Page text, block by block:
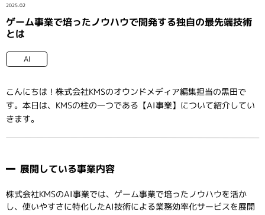
2025.02
ゲーム事業で培ったノウハウで開発する独自の最先端技術
とは
AI
こんにちは！株式会社KMSのオウンドメディア編集担当の黒田で
す。本日は、KMSの柱の一つである【AI事業】について紹介してい
きます。
展開している事業内容
株式会社KMSのAI事業では、ゲーム事業で培ったノウハウを活か
し、使いやすさに特化したAI技術による業務効率化サービスを展開